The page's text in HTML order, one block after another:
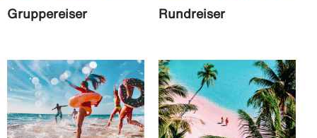
Gruppereiser Rundreiser